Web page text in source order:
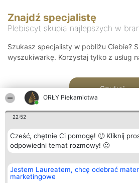
ORŁY Piekarnictwa
22:52
Cześć, chętnie Ci pomogę! 🙂 Kliknij
odpowiedni temat rozmowy! 🙂
Jestem Laureatem, chcę odebrać
marketingowe
Znajdź specjalistę
Plebiscyt skupia najlepszych w
Szukasz specjalisty w pobliżu Ciebie?
wyszukiwarkę. Korzystaj tylko z usług
Szukaj
Organizator plebiscytu
Bright Side Solutions sp. z o.
o. sp. k.
Plebiscyt
Laureaci